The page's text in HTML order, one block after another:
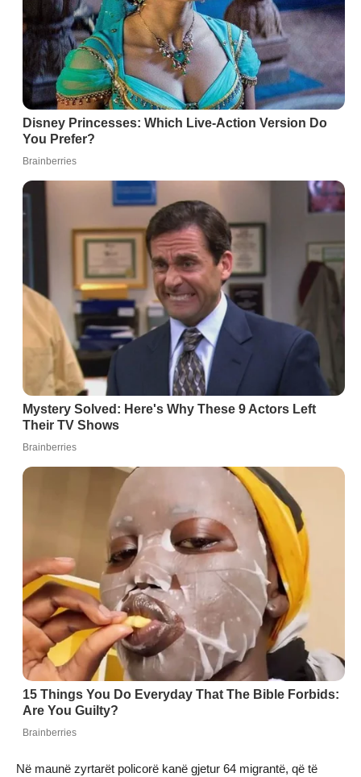
Në maunë zyrtarët policorë kanë gjetur 64 migrantë, që të